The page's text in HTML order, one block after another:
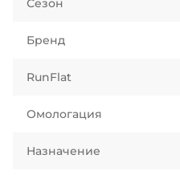
Сезон
Бренд
RunFlat
Омологация
Назначение